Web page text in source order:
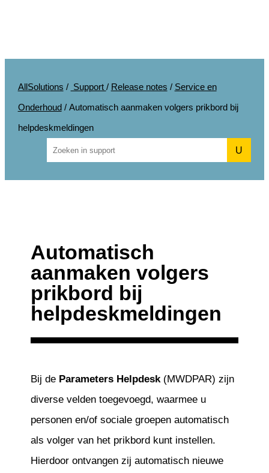
AllSolutions / Support / Release notes / Service en
Onderhoud/ Automatisch aanmaken volgers prikbord bij
helpdeskmeldingen
U
Automatisch
aanmaken volgers
prikbord bij
helpdeskmeldingen
Bij de Parameters Helpdesk (MWDPAR) zijn
diverse velden toegevoegd, waarmee u
personen en/of sociale groepen automatisch
als volger van het prikbord kunt instellen.
Hierdoor ontvangen zij automatisch nieuwe